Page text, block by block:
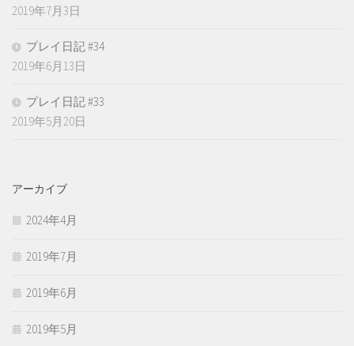
2019年7月3日
プレイ日記 #34
2019年6月13日
プレイ日記 #33
2019年5月20日
アーカイブ
2024年4月
2019年7月
2019年6月
2019年5月